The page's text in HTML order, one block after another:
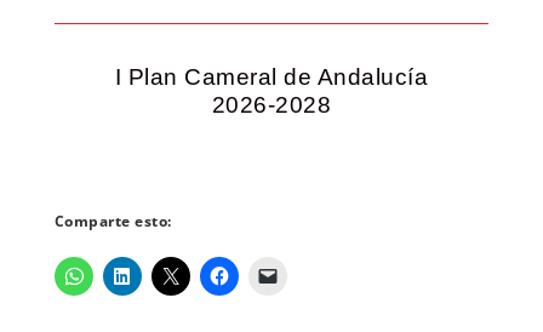
I Plan Cameral de Andalucía
2026-2028
Comparte esto: